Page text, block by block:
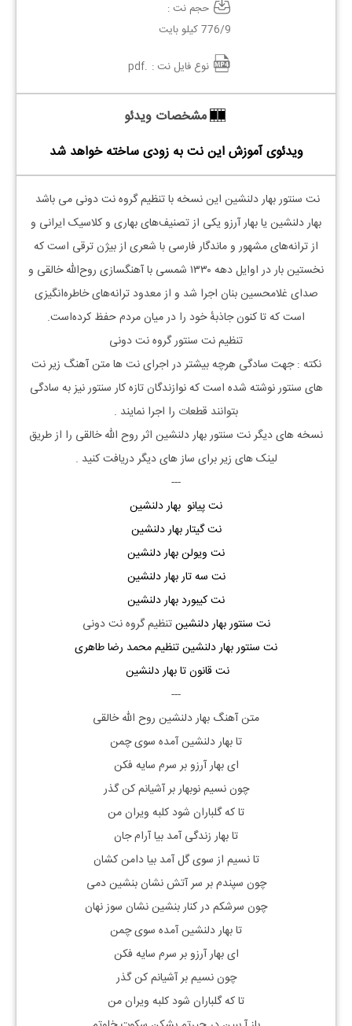
حجم نت :
776/9 کیلو بایت
نوع فایل نت : .pdf
مشخصات ویدئو
ویدئوی آموزش این نت به زودی ساخته خواهد شد
نت سنتوربهار دلنشین این نسخه با تنظیم گروه نت دونی می باشد
بهار دلنشین یا بهار آرزو یکی از تصنیف‌های بهاری و کلاسیک ایرانی و
از ترانه‌های مشهور و ماندگار فارسی با شعری از بیژن ترقی است که
نخستین بار در اوایل دهه ۱۳۳۰ شمسی با آهنگسازی روح‌الله خالقی و
صدای غلامحسین بنان اجرا شد و از معدود ترانه‌های خاطره‌انگیزی
است که تا کنون جاذبهٔ خود را در میان مردم حفظ کرده‌است.
تنظیم نت سنتور گروه نت دونی
نکته : جهت سادگی هرچه بیشتر در اجرای نت ها متن آهنگ زیر نت
های سنتور نوشته شده است که نوازندگان تازه کار سنتور نیز به سادگی
بتوانند قطعات را اجرا نمایند .
نسخه های دیگر نت سنتور بهار دلنشین اثر روح الله خالقی را از طریق
لینک های زیر برای ساز های دیگر دریافت کنید .
---
نت پیانو بهار دلنشین
نت گیتار بهار دلنشین
نت ویولن بهار دلنشین
نت سه تار بهار دلنشین
نت کیبورد بهار دلنشین
نت سنتور بهار دلنشینتنظیم گروه نت دونی
نت سنتور بهار دلنشین تنظیم محمد رضا طاهری
نت قانون تا بهار دلنشین
---
متن آهنگ بهار دلنشین روح الله خالقی
تا بهار دلنشین آمده سوی چمن
ای بهار آرزو بر سرم سایه فکن
چون نسیم نوبهار بر آشیانم کن گذر
تا که گلباران شود کلبه ویران من
تا بهار زندگی آمد بیا آرام جان
تا نسیم از سوی گل آمد بیا دامن کشان
چون سپندم بر سر آتش نشان بنشین دمی
چون سرشکم در کنار بنشین نشان سوز نهان
تا بهار دلنشین آمده سوی چمن
ای بهار آرزو بر سرم سایه فکن
چون نسیم بر آشیانم کن گذر
تا که گلباران شود کلبه ویران من